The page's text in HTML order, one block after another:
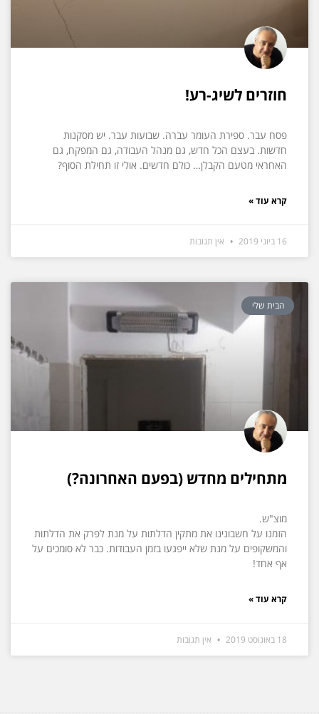
חוזרים לשיג-רע!
פסח עבר. ספירת העומר עברה. שבועות עבר. יש מסקנות
חדשות. בעצם הכל חדש, גם מנהל העבודה, גם המפקח, גם
האחראי מטעם הקבלן… כולם חדשים. אולי זו תחילת הסוף?
קרא עוד »
16 ביוני 2019 אין תגובות
הבית שלי
מתחילים מחדש (בפעם האחרונה?)
מוצ"ש.
הזמנו על חשבונינו את מתקין הדלתות על מנת לפרק את הדלתות
והמשקופים על מנת שלא ייפגעו בזמן העבודות. כבר לא סומכים על
אף אחד!
קרא עוד »
18 באוגוסט 2019 אין תגובות